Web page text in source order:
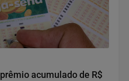
acumulado de R$